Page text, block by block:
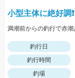
小型主体に絶好調❗️
釣行日
釣行時間
釣場